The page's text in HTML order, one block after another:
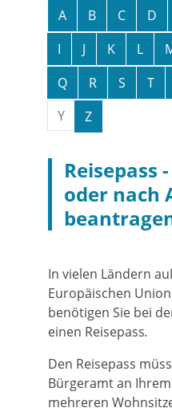
A B C D
I
J K L
Q
R S T
Y
Z
Reisepass
oder nach
In vielen Ländern
Europäischen Union
benötigen Sie bei
einen Reisepass.
Den Reisepass
Bürgeramt an
mehreren